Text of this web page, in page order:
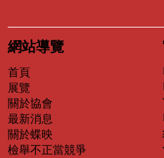
從台東大自然到都市
網站導覽
首頁
展覽
關於協會
最新消息
關於蝶映
​檢舉不正當競爭